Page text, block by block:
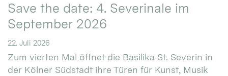
Save the date: 4. Severinale im
September 2026
22. Juli 2026
Zum vierten Mal öffnet die Basilika St. Severin in
der Kölner Südstadt ihre Türen für Kunst, Musik